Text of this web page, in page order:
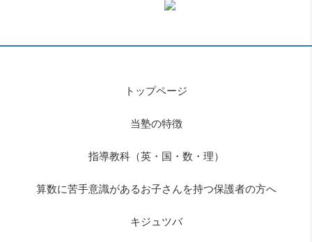
トップページ
当塾の特徴
指導教科（英・国・数・理）
算数に苦手意識があるお子さんを持つ保護者の方へ
キジュツバ